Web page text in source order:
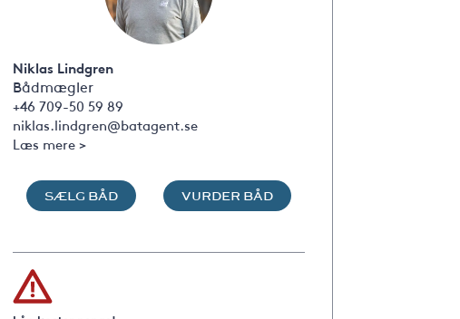
Niklas Lindgren
Bådmægler
+46 709-50 59 89
niklas.lindgren@batagent.se
Læs mere >
SÆLG BÅD VURDER BÅD